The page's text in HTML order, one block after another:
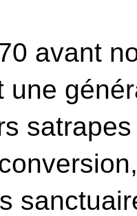
avant
une